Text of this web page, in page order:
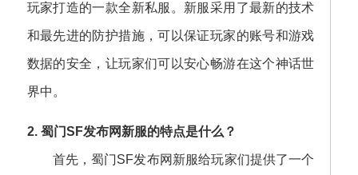
玩家打造的一款全新私服。新服采用了最新的技术
和最先进的防护措施，可以保证玩家的账号和游戏
数据的安全，让玩家们可以安心畅游在这个神话世
界中。
2. 蜀门SF发布网新服的特点是什么？
首先，蜀门SF发布网新服给玩家们提供了一个